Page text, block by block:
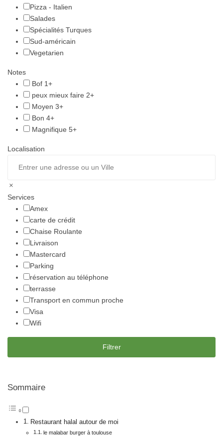
Pizza - Italien
Salades
Spécialités Turques
Sud-américain
Vegetarien
Notes
Bof 1+
peux mieux faire 2+
Moyen 3+
Bon 4+
Magnifique 5+
Localisation
Services
Amex
carte de crédit
Chaise Roulante
Livraison
Mastercard
Parking
réservation au téléphone
terrasse
Transport en commun proche
Visa
Wifi
Filtrer
Sommaire
Restaurant halal autour de moi
le malabar burger à toulouse